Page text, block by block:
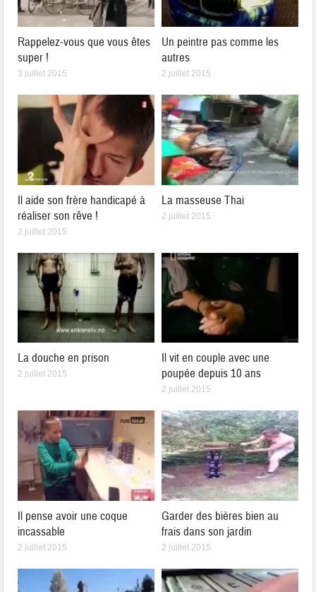
Rappelez-vous que vous êtes
super !
3 juillet 2015
Un peintre pas comme les
autres
2 juillet 2015
Il aide son frère handicapé à
réaliser son rêve !
2 juillet 2015
La masseuse Thai
2 juillet 2015
La douche en prison
2 juillet 2015
Il vit en couple avec une
poupée depuis 10 ans
2 juillet 2015
Il pense avoir une coque
incassable
2 juillet 2015
Garder des bières bien au
frais dans son jardin
2 juillet 2015